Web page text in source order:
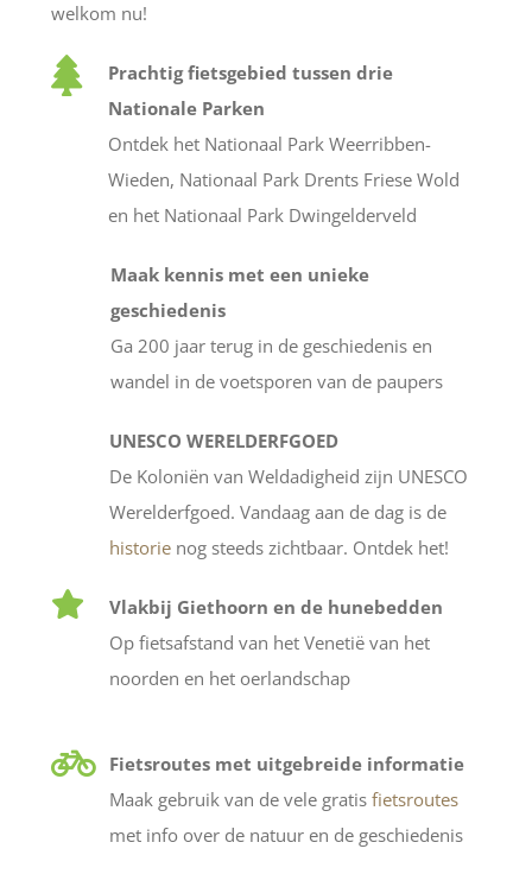
welkom nu!
Prachtig fietsgebied tussen drie
Nationale Parken
Ontdek het Nationaal Park Weerribben-
Wieden, Nationaal Park Drents Friese Wold
en het Nationaal Park Dwingelderveld
Maak kennis met een unieke
geschiedenis
Ga 200 jaar terug in de geschiedenis en
wandel in de voetsporen van de paupers
UNESCO WERELDERFGOED
De Koloniën van Weldadigheid zijn UNESCO
Werelderfgoed. Vandaag aan de dag is de
historienog steeds zichtbaar. Ontdek het!
Vlakbij Giethoorn en de hunebedden
Op fietsafstand van het Venetië van het
noorden en het oerlandschap
Fietsroutes met uitgebreide informatie
Maak gebruik van de vele gratis fietsroutes
met info over de natuur en de geschiedenis